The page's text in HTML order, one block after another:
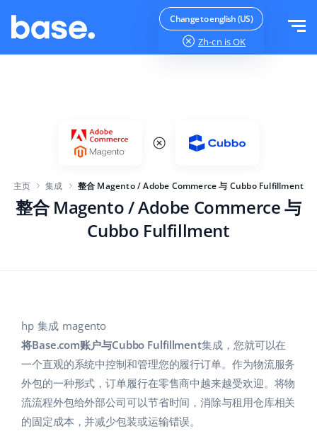
Change to english (US)
Zh-cn is OK
在线市场管理器
产品管理器
工作流程自动化
Base Connect
用于电子商务的人工智能
Base Analytics
针对电子商务初创企业
针对成长型企业
家庭与花园
儿童产品
电子产品
汽车零部件
价目表
帮助
学院
服务
english (US)
english (GB)
english (IN)
čeština
登录
主页 集成 整合 Magento / Adobe Commerce 与 Cubbo Fulfillment
整合 Magento / Adobe Commerce 与
Cubbo Fulfillment
hp 集成 magento
将Base.com账户与Cubbo Fulfillment集成，您就可以在
一个直观的系统中控制和管理您的履行订单。作为物流服务
外包的一种形式，订单履行在零售商中越来越受欢迎。将物
流流程外包给外部公司可以节省时间，消除与租用仓库相关
的固定成本，并减少包装或运输错误。